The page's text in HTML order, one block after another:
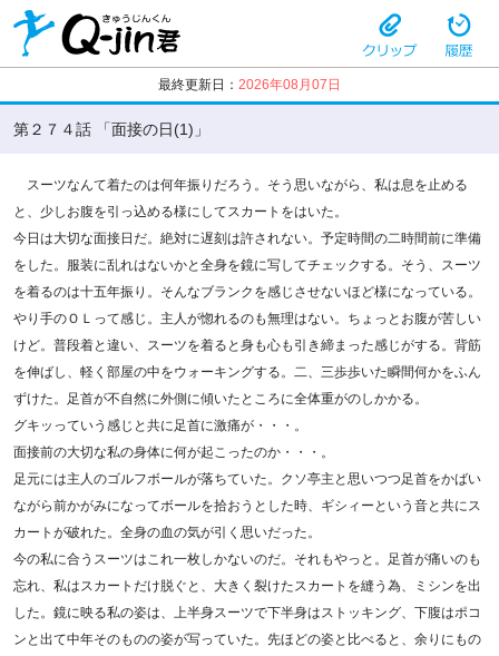
最終更新日： 2026年08月07日
第２７４話 「面接の日(1)」
スーツなんて着たのは何年振りだろう。そう思いながら、私は息を止める
と、少しお腹を引っ込める様にしてスカートをはいた。
今日は大切な面接日だ。絶対に遅刻は許されない。予定時間の二時間前に準備
をした。服装に乱れはないかと全身を鏡に写してチェックする。そう、スーツ
を着るのは十五年振り。そんなブランクを感じさせないほど様になっている。
やり手のＯＬって感じ。主人が惚れるのも無理はない。ちょっとお腹が苦しい
けど。普段着と違い、スーツを着ると身も心も引き締まった感じがする。背筋
を伸ばし、軽く部屋の中をウォーキングする。二、三歩歩いた瞬間何かをふん
ずけた。足首が不自然に外側に傾いたところに全体重がのしかかる。
グキッっていう感じと共に足首に激痛が・・・。
面接前の大切な私の身体に何が起こったのか・・・。
足元には主人のゴルフボールが落ちていた。クソ亭主と思いつつ足首をかばい
ながら前かがみになってボールを拾おうとした時、ギシィーという音と共にス
カートが破れた。全身の血の気が引く思いだった。
今の私に合うスーツはこれ一枚しかないのだ。それもやっと。足首が痛いのも
忘れ、私はスカートだけ脱ぐと、大きく裂けたスカートを縫う為、ミシンを出
した。鏡に映る私の姿は、上半身スーツで下半身はストッキング、下腹はポコ
ンと出て中年そのものの姿が写っていた。先ほどの姿と比べると、余りにもの